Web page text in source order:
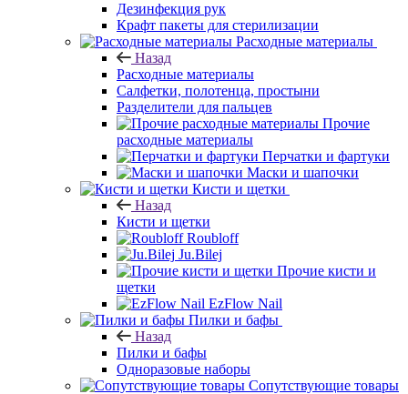
Дезинфекция рук
Крафт пакеты для стерилизации
Расходные материалы
Назад
Расходные материалы
Салфетки, полотенца, простыни
Разделители для пальцев
Прочие
расходные материалы
Перчатки и фартуки
Маски и шапочки
Кисти и щетки
Назад
Кисти и щетки
Roubloff
Ju.Bilej
Прочие кисти и
щетки
EzFlow Nail
Пилки и бафы
Назад
Пилки и бафы
Одноразовые наборы
Сопутствующие товары